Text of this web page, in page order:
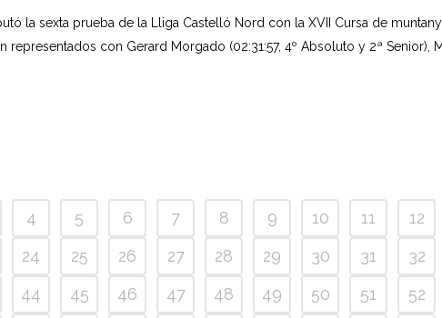
la sexta prueba de la Lliga Castelló Nord con la XVII Cursa de
representados con Gerard Morgado (02:31:57, 4º Absoluto y 2ª Senior),
4 5 6 7 8 9 10 11 12
24 25 26 27 28 29 30 31 32
44 45 46 47 48 49 50 51 52